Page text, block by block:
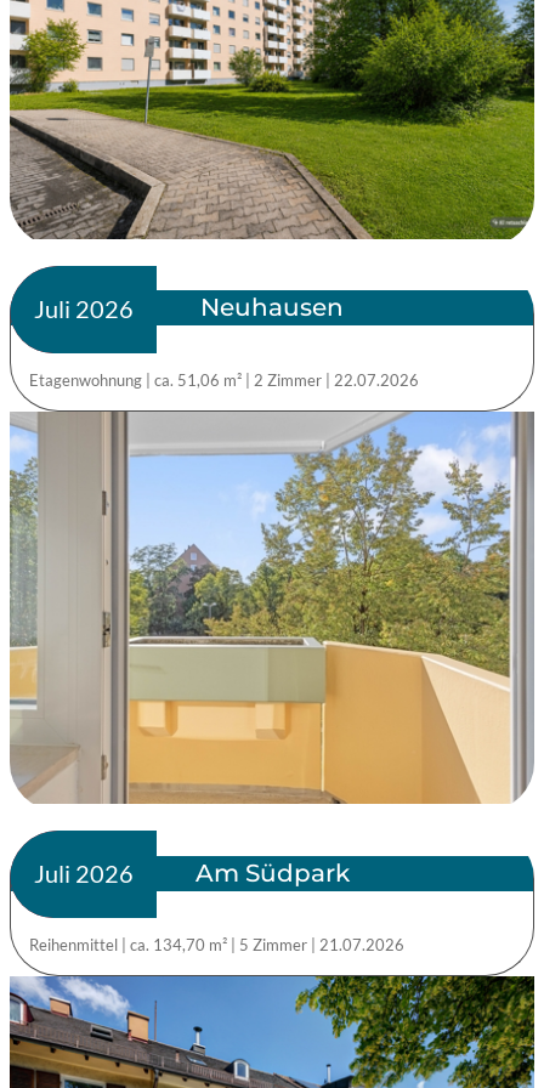
verkauft
Juli 2026 Neuhausen
Etagenwohnung |ca. 51,06 m² | 2 Zimmer | 22.07.2026
verkauft
Juli 2026 Am Südpark
Reihenmittel |ca. 134,70 m² 5 Zimmer 21.07.2026